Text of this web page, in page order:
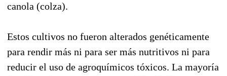
canola (colza).
Estos cultivos no fueron alterados genéticamente
para rendir más ni para ser más nutritivos ni para
reducir el uso de agroquímicos tóxicos. La mayoría